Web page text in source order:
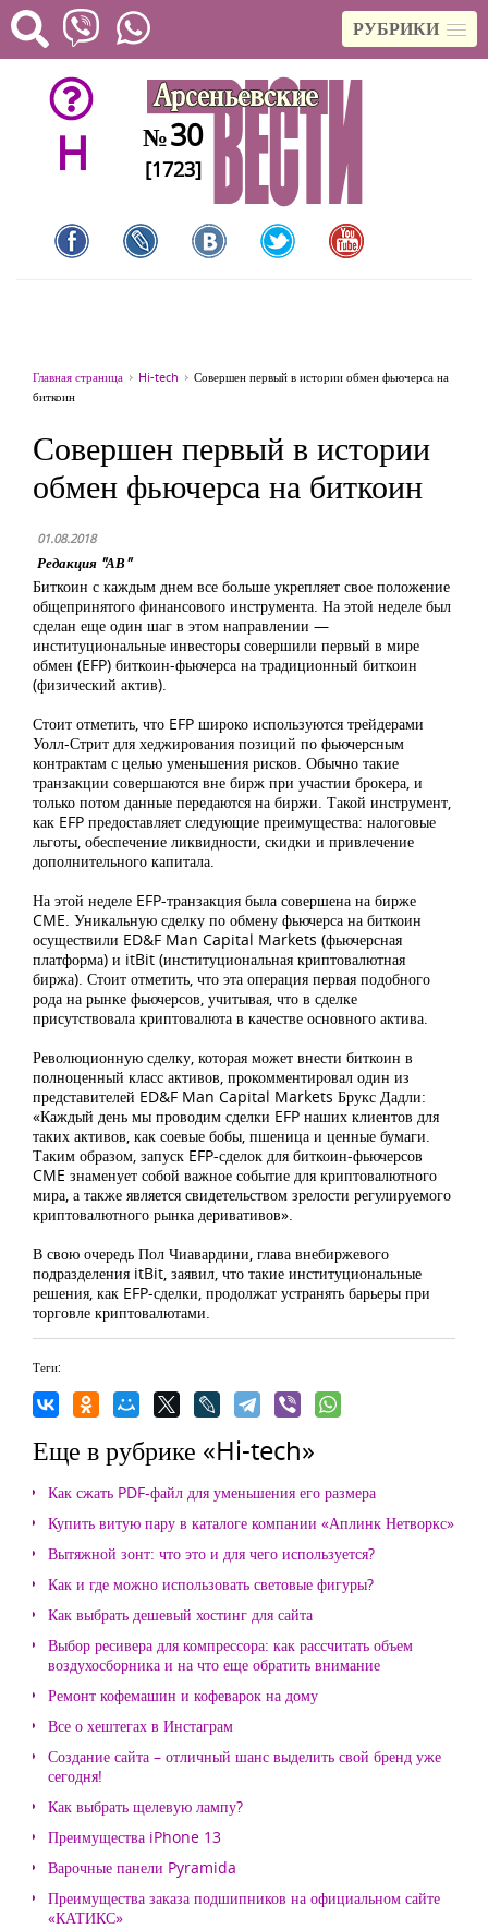
РУБРИКИ
H №30
[1723]
Главная страница Hi-tech
Совершен первый в истории обмен фьючерса на
биткоин
Совершен первый в истории
обмен фьючерса на биткоин
01.08.2018
Редакция "АВ"
Биткоин с каждым днем все больше укрепляет свое положение
общепринятого финансового инструмента. На этой неделе был
сделан еще один шаг в этом направлении —
институциональные инвесторы совершили первый в мире
обмен (EFP) биткоин-фьючерса на традиционный биткоин
(физический актив).
Стоит отметить, что EFP широко используются трейдерами
Уолл-Стрит для хеджирования позиций по фьючерсным
контрактам с целью уменьшения рисков. Обычно такие
транзакции совершаются вне бирж при участии брокера, и
только потом данные передаются на биржи. Такой инструмент,
как EFP предоставляет следующие преимущества: налоговые
льготы, обеспечение ликвидности, скидки и привлечение
дополнительного капитала.
На этой неделе EFP-транзакция была совершена на бирже
CME. Уникальную сделку по обмену фьючерса на биткоин
осуществили ED&F Man Capital Markets (фьючерсная
платформа) и itBit (институциональная криптовалютная
биржа). Стоит отметить, что эта операция первая подобного
рода на рынке фьючерсов, учитывая, что в сделке
присутствовала криптовалюта в качестве основного актива.
Революционную сделку, которая может внести биткоин в
полноценный класс активов, прокомментировал один из
представителей ED&F Man Capital Markets Брукс Дадли:
«Каждый день мы проводим сделки EFP наших клиентов для
таких активов, как соевые бобы, пшеница и ценные бумаги.
Таким образом, запуск EFP-сделок для биткоин-фьючерсов
CME знаменует собой важное событие для криптовалютного
мира, а также является свидетельством зрелости регулируемого
криптовалютного рынка деривативов».
В свою очередь Пол Чиавардини, глава внебиржевого
подразделения itBit, заявил, что такие институциональные
решения, как EFP-сделки, продолжат устранять барьеры при
торговле криптовалютами.
Теги:
Еще в рубрике «Hi-tech»
Как сжать PDF-файл для уменьшения его размера
Купить витую пару в каталоге компании «Аплинк Нетворкс»
Вытяжной зонт: что это и для чего используется?
Как и где можно использовать световые фигуры?
Как выбрать дешевый хостинг для сайта
Выбор ресивера для компрессора: как рассчитать объем
воздухосборника и на что еще обратить внимание
Ремонт кофемашин и кофеварок на дому
Все о хештегах в Инстаграм
Создание сайта – отличный шанс выделить свой бренд уже
сегодня!
Как выбрать щелевую лампу?
Преимущества iPhone 13
Варочные панели Pyramida
Преимущества заказа подшипников на официальном сайте
«КАТИКС»